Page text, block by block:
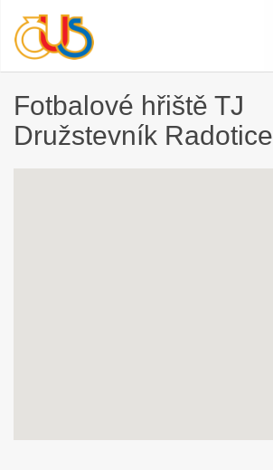
Fotbalové hřiště TJ
Družstevník Radotice